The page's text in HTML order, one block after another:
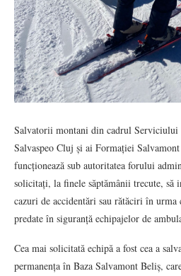
Salvatorii montani din cadrul Serviciului
Salvaspeo Cluj și ai Formației
funcționează sub autoritatea forului
solicitați, la finele săptămânii trecute,
cazuri de accidentări sau rătăciri în urma
predate în siguranță echipajelor de
Cea mai solicitată echipă a fost cea a
permanența în Baza Salvamont Beliș,